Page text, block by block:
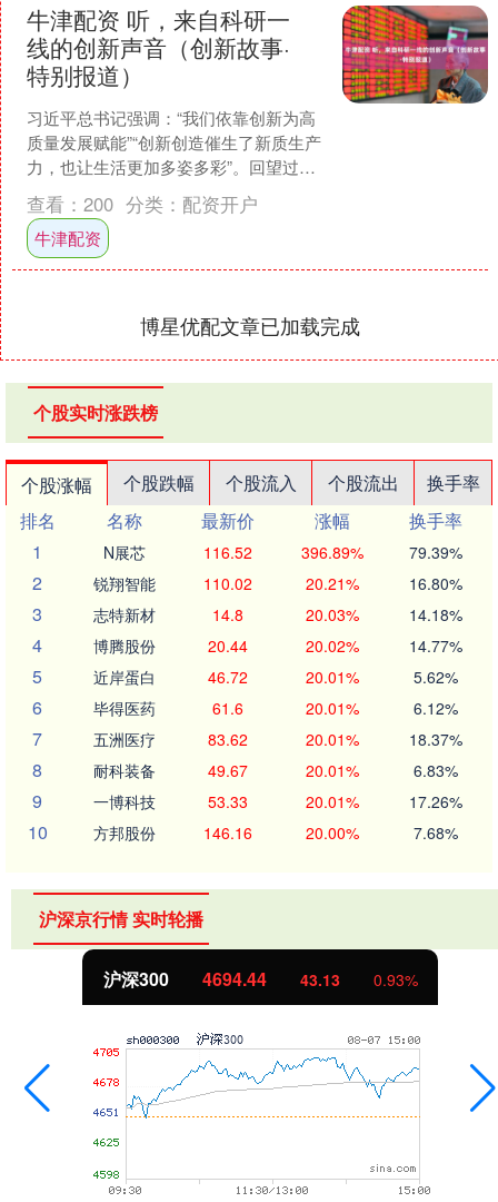
牛津配资 听，来自科研一
线的创新声音（创新故事·
特别报道）
习近平总书记强调：“我们依靠创新为高
质量发展赋能”“创新创造催生了新质生产
力，也让生活更加多姿多彩”。回望过去
一年，中国经济向新而行、活力澎湃，
科技与产业深度融....
查看： 200 分类： 配资开户
牛津配资
博星优配文章已加载完成
个股实时涨跌榜
个股涨幅 个股跌幅 个股流入 个股流出
换手率
排名
名称 最新价 涨幅
换手率
1
N展芯 116.52 396.89% 79.39%
2 锐翔智能 110.02 20.21% 16.80%
3 志特新材 14.8 20.03% 14.18%
4 博腾股份 20.44 20.02% 14.77%
5 近岸蛋白 46.72 20.01% 5.62%
6 毕得医药 61.6 20.01% 6.12%
7 五洲医疗 83.62 20.01% 18.37%
8 耐科装备 49.67 20.01% 6.83%
9 一博科技 53.33 20.01% 17.26%
10 方邦股份 146.16 20.00% 7.68%
沪深京行情 实时轮播
沪深300 4694.44 43.13 0.93%